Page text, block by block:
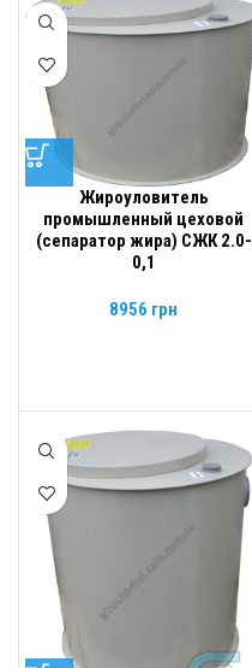
Жироуловитель
промышленный цеховой
(сепаратор жира) СЖК 2.0-
0,1
8956 грн